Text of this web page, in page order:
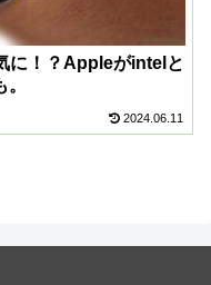
に！？Appleがintelと
2024.06.11